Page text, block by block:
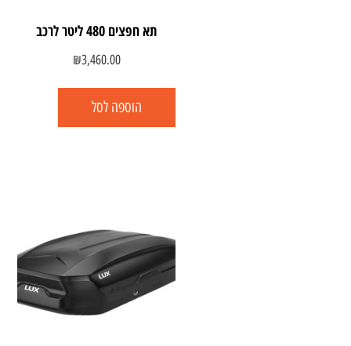
תא חפצים 480 ליטר לרכב
₪3,460.00
הוספה לסל